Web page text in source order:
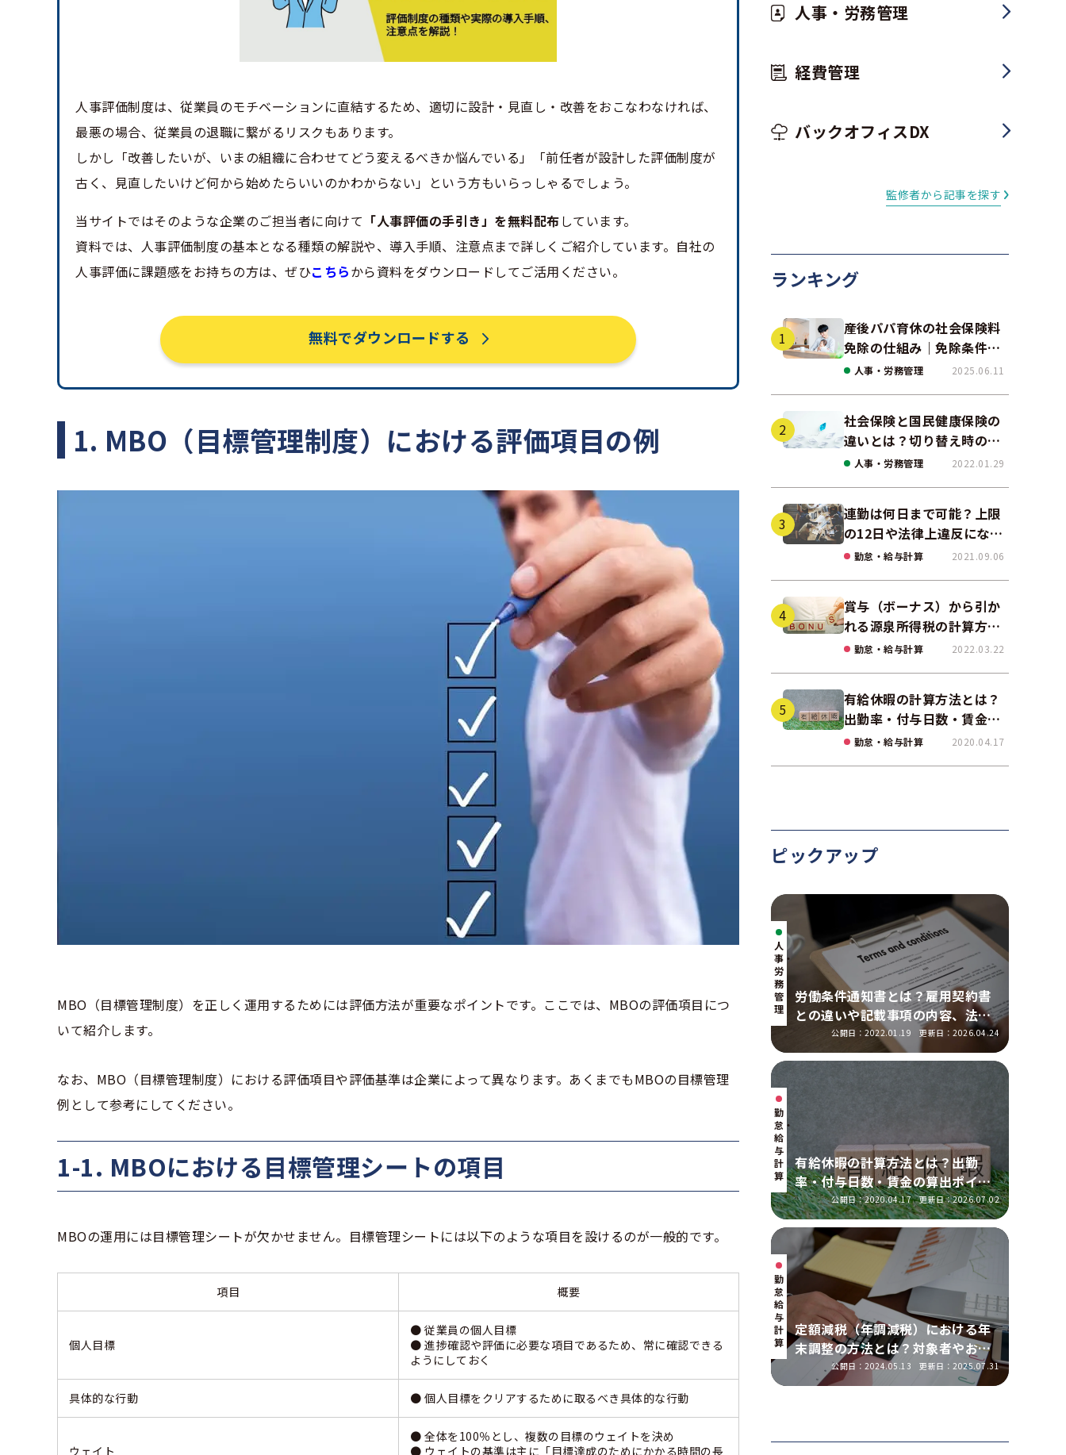
人事評価制度は、従業員のモチベーションに直結するため、適切に設計・見直し・改善をおこなわなければ、
最悪の場合、従業員の退職に繋がるリスクもあります。
しかし「改善したいが、いまの組織に合わせてどう変えるべきか悩んでいる」「前任者が設計した評価制度が
古く、見直したいけど何から始めたらいいのかわからない」という方もいらっしゃるでしょう。
当サイトではそのような企業のご担当者に向けて 「人事評価の手引き」を無料配布しています。
資料では、人事評価制度の基本となる種類の解説や、導入手順、注意点まで詳しくご紹介しています。自社の
人事評価に課題感をお持ちの方は、ぜひこちらから資料をダウンロードしてご活用ください。
無料でダウンロードする
1. MBO（目標管理制度）における評価項目の例
MBO（目標管理制度）を正しく運用するためには評価方法が重要なポイントです。ここでは、MBOの評価項目につ
いて紹介します。
なお、MBO（目標管理制度）における評価項目や評価基準は企業によって異なります。あくまでもMBOの目標管理
例として参考にしてください。
1-1. MBOにおける目標管理シートの項目
MBOの運用には目標管理シートが欠かせません。目標管理シートには以下のような項目を設けるのが一般的です。
項目 概要
個人目標
● 従業員の個人目標
● 進捗確認や評価に必要な項目であるため、常に確認できる
ようにしておく
具体的な行動 ● 個人目標をクリアするために取るべき具体的な行動
ウェイト
● 全体を100％とし、複数の目標のウェイトを決め
● ウェイトの基準は主に「目標達成のためにかかる時間の長
人事・労務管理
経費管理
バックオフィスDX
監修者から記事を探す
ランキング
産後パパ育休の社会保険料
免除の仕組み｜免除条件と
事例、手続きの注意点を解
人事・労務管理 2025.06.11
社会保険と国民健康保険の
違いとは？切り替え時の手
続きや任意継続について解
人事・労務管理 2022.01.29
連勤は何日まで可能？上限
の12日や法律上違反になる
場合も解説
勤怠・給与計算 2021.09.06
賞与（ボーナス）から引か
れる源泉所得税の計算方法
をわかりやすく解説
勤怠・給与計算 2022.03.22
有給休暇の計算方法とは？
出勤率・付与日数・賃金の
算出ポイントを実務に即し
勤怠・給与計算 2020.04.17
ピックアップ
人
事・
労
務
管
理
労働条件通知書とは？雇用契約書
との違いや記載事項の内容、法改
正の明示ルールを解説
公開日：2022.01.19 更新日：2026.04.24
勤
怠・
給
与
計
算
有給休暇の計算方法とは？出勤
率・付与日数・賃金の算出ポイン
トを実務に即して解説
公開日：2020.04.17 更新日：2026.07.02
勤
怠・
給
与
計
算
定額減税（年調減税）における年
末調整の方法とは？対象者やおこ
なう手順を解説
公開日：2024.05.13 更新日：2025.07.31